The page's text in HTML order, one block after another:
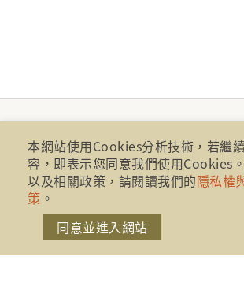
財團法人金融消費評議中心 著
本網站使用Cookies分析技術，若繼
容，即表示您同意我們使用Cookies
以及相關政策，請閱讀我們的隱私權
策 。
同意並進入網站